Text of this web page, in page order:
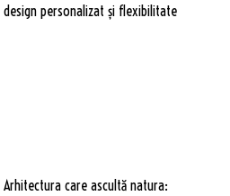
design personalizat și flexibilitate
Arhitectura care ascultă natura: